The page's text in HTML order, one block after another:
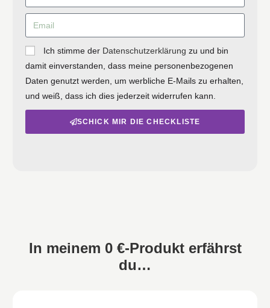
Ich stimme der Datenschutzerklärung zu und bin
damit einverstanden, dass meine personenbezogenen
Daten genutzt werden, um werbliche E-Mails zu erhalten,
und weiß, dass ich dies jederzeit widerrufen kann.
SCHICK MIR DIE CHECKLISTE
In meinem 0 €-Produkt erfährst
du…